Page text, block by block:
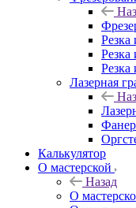
Резка
Резка
Лазерная
Калькулятор
О мастерской
Назад
О